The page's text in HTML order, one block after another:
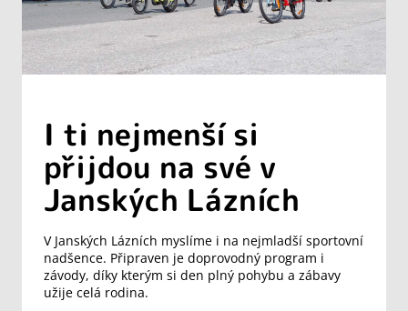
I ti nejmenší si
přijdou na své v
Janských Lázních
V Janských Lázních myslíme i na nejmladší sportovní
nadšence. Připraven je doprovodný program i
závody, díky kterým si den plný pohybu a zábavy
užije celá rodina.